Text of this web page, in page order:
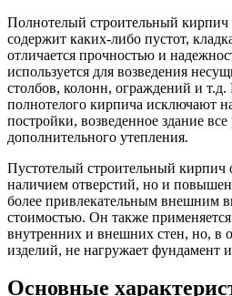
Полнотелый строительный
содержит каких-либо пустот,
отличается прочностью и
используется для возведения
столбов, колонн, ограждений и т.д.
полнотелого кирпича исключают
постройки, возведенное здание все
дополнительного утепления.
Пустотелый строительный кирпич
наличием отверстий, но и
более привлекательным внешним
стоимостью. Он также
внутренних и внешних стен, но, в
изделий, не нагружает фундамент
Основные